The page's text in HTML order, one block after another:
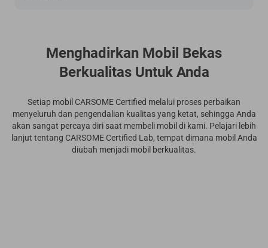
Menghadirkan Mobil Bekas
Berkualitas Untuk Anda
Setiap mobil CARSOME Certified melalui proses perbaikan
menyeluruh dan pengendalian kualitas yang ketat, sehingga Anda
akan sangat percaya diri saat membeli mobil di kami. Pelajari lebih
lanjut tentang CARSOME Certified Lab, tempat dimana mobil Anda
diubah menjadi mobil berkualitas.